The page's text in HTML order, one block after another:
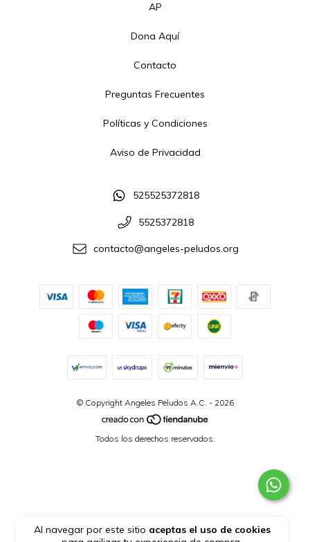
Al navegar por este sitio aceptas el uso de cookies
AP
Dona Aquí
Contacto
Preguntas Frecuentes
Políticas y Condiciones
Aviso de Privacidad
525525372818
5525372818
contacto@angeles-peludos.org
© Copyright Angeles Peludos A.C. - 2026
Todos los derechos reservados.